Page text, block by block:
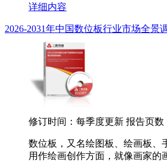
详细内容
2026-2031年中国数位板行业市场全景
修订时间：每季度更新 报告页数
数位板，又名绘图板、绘画板、
用作绘画创作方面，就像画家的